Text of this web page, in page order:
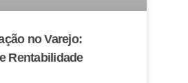
no Varejo:
Rentabilidade